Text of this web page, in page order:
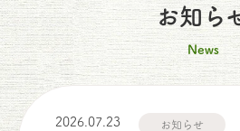
お知ら
News
2026.07.23 お知らせ